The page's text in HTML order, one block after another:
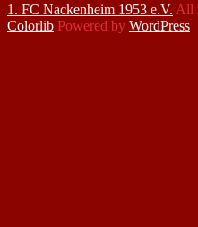
1. FC Nackenheim 1953 e.V. All
Colorlib Powered by WordPress